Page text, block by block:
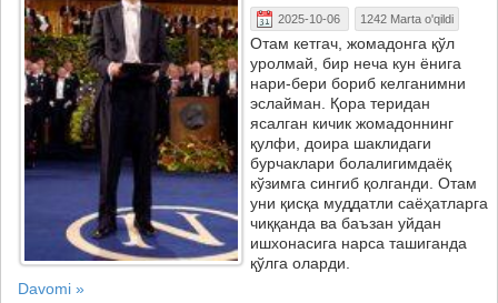
2025-10-06 1242 Marta o'qildi
Отам кетгач, жомадонга қўл
уролмай, бир неча кун ёнига
нари-бери бориб келганимни
эслайман. Қора теридан
ясалган кичик жомадоннинг
қулфи, доира шаклидаги
бурчаклари болалигимдаёқ
кўзимга сингиб қолганди. Отам
уни қисқа муддатли саёҳатларга
чиққанда ва баъзан уйдан
ишхонасига нарса ташиганда
қўлга оларди.
Davomi »